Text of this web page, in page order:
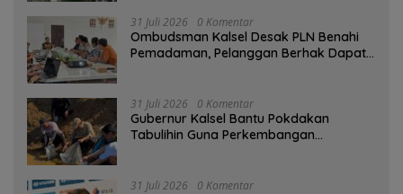
31 Juli 2026 0 Komentar
Ombudsman Kalsel Desak PLN Benahi
Pemadaman, Pelanggan Berhak Dapat
31 Juli 2026 0 Komentar
Gubernur Kalsel Bantu Pokdakan
Tabulihin Guna Perkembangan
31 Juli 2026 0 Komentar